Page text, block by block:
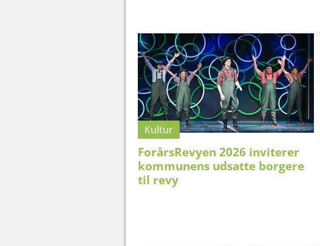
Kultur
ForårsRevyen 2026 inviterer
kommunens udsatte borgere
til revy